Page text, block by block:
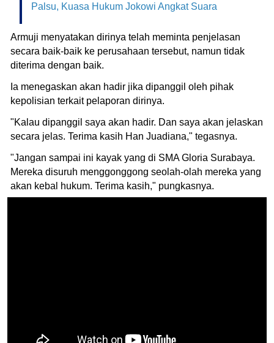
Palsu, Kuasa Hukum Jokowi Angkat Suara
Armuji menyatakan dirinya telah meminta penjelasan
secara baik-baik ke perusahaan tersebut, namun tidak
diterima dengan baik.
Ia menegaskan akan hadir jika dipanggil oleh pihak
kepolisian terkait pelaporan dirinya.
"Kalau dipanggil saya akan hadir. Dan saya akan jelaskan
secara jelas. Terima kasih Han Juadiana," tegasnya.
"Jangan sampai ini kayak yang di SMA Gloria Surabaya.
Mereka disuruh menggonggong seolah-olah mereka yang
akan kebal hukum. Terima kasih," pungkasnya.